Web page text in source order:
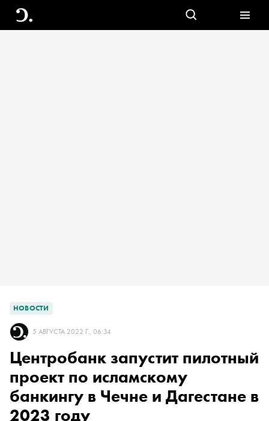
НОВОСТИ
5 АВГУСТА 2022 Г., 06:34
Центробанк запустит пилотный
проект по исламскому
банкингу в Чечне и Дагестане в
2023 году